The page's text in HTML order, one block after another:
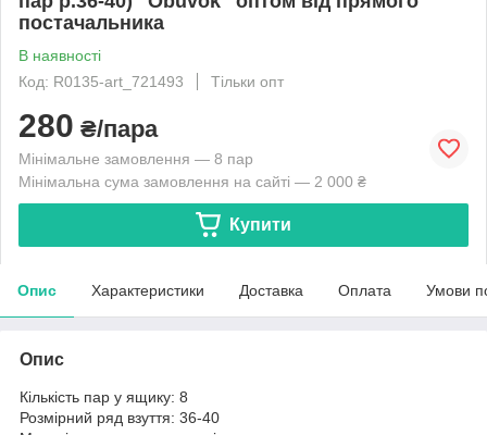
постачальника
В наявності
Код: R0135-art_721493
Тільки опт
280 ₴/пара
Мінімальне замовлення — 8 пар
Мінімальна сума замовлення на сайті — 2 000 ₴
Купити
Опис Характеристики Доставка Оплата Умови
Опис
Кількість пар у ящику: 8
Розмірний ряд взуття: 36-40